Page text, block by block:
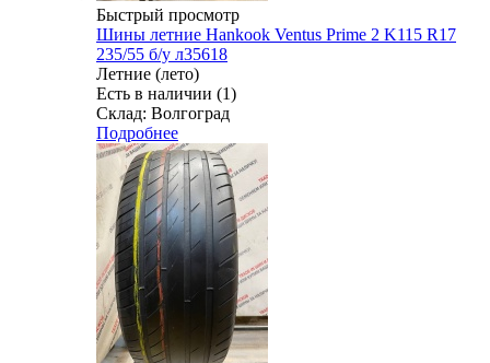
Быстрый просмотр
Шины летние Hankook Ventus Prime 2 K115 R17
235/55 б/у л35618
Летние (лето)
Есть в наличии (1)
Склад: Волгоград
Подробнее